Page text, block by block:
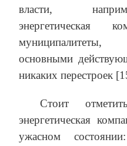
власти,
энергетическая
основными
никаких перестроек
Стоит
энергетическая
ужасном